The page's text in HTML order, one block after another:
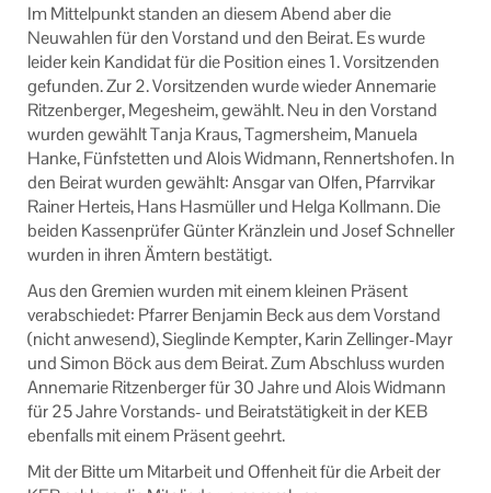
Im Mittelpunkt standen an diesem Abend aber die
Neuwahlen für den Vorstand und den Beirat. Es wurde
leider kein Kandidat für die Position eines 1. Vorsitzenden
gefunden. Zur 2. Vorsitzenden wurde wieder Annemarie
Ritzenberger, Megesheim, gewählt. Neu in den Vorstand
wurden gewählt Tanja Kraus, Tagmersheim, Manuela
Hanke, Fünfstetten und Alois Widmann, Rennertshofen. In
den Beirat wurden gewählt: Ansgar van Olfen, Pfarrvikar
Rainer Herteis, Hans Hasmüller und Helga Kollmann. Die
beiden Kassenprüfer Günter Kränzlein und Josef Schneller
wurden in ihren Ämtern bestätigt.
Aus den Gremien wurden mit einem kleinen Präsent
verabschiedet: Pfarrer Benjamin Beck aus dem Vorstand
(nicht anwesend), Sieglinde Kempter, Karin Zellinger-Mayr
und Simon Böck aus dem Beirat. Zum Abschluss wurden
Annemarie Ritzenberger für 30 Jahre und Alois Widmann
für 25 Jahre Vorstands- und Beiratstätigkeit in der KEB
ebenfalls mit einem Präsent geehrt.
Mit der Bitte um Mitarbeit und Offenheit für die Arbeit der